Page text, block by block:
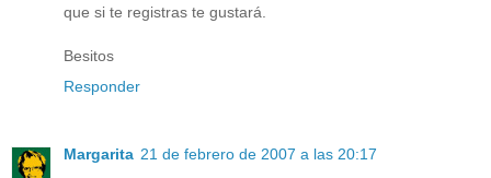
que si te registras te gustará.
Besitos
Responder
Margarita 21 de febrero de 2007 a las 20:17